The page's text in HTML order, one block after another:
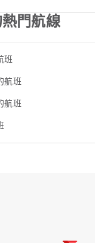
門航線
班
航班
航班